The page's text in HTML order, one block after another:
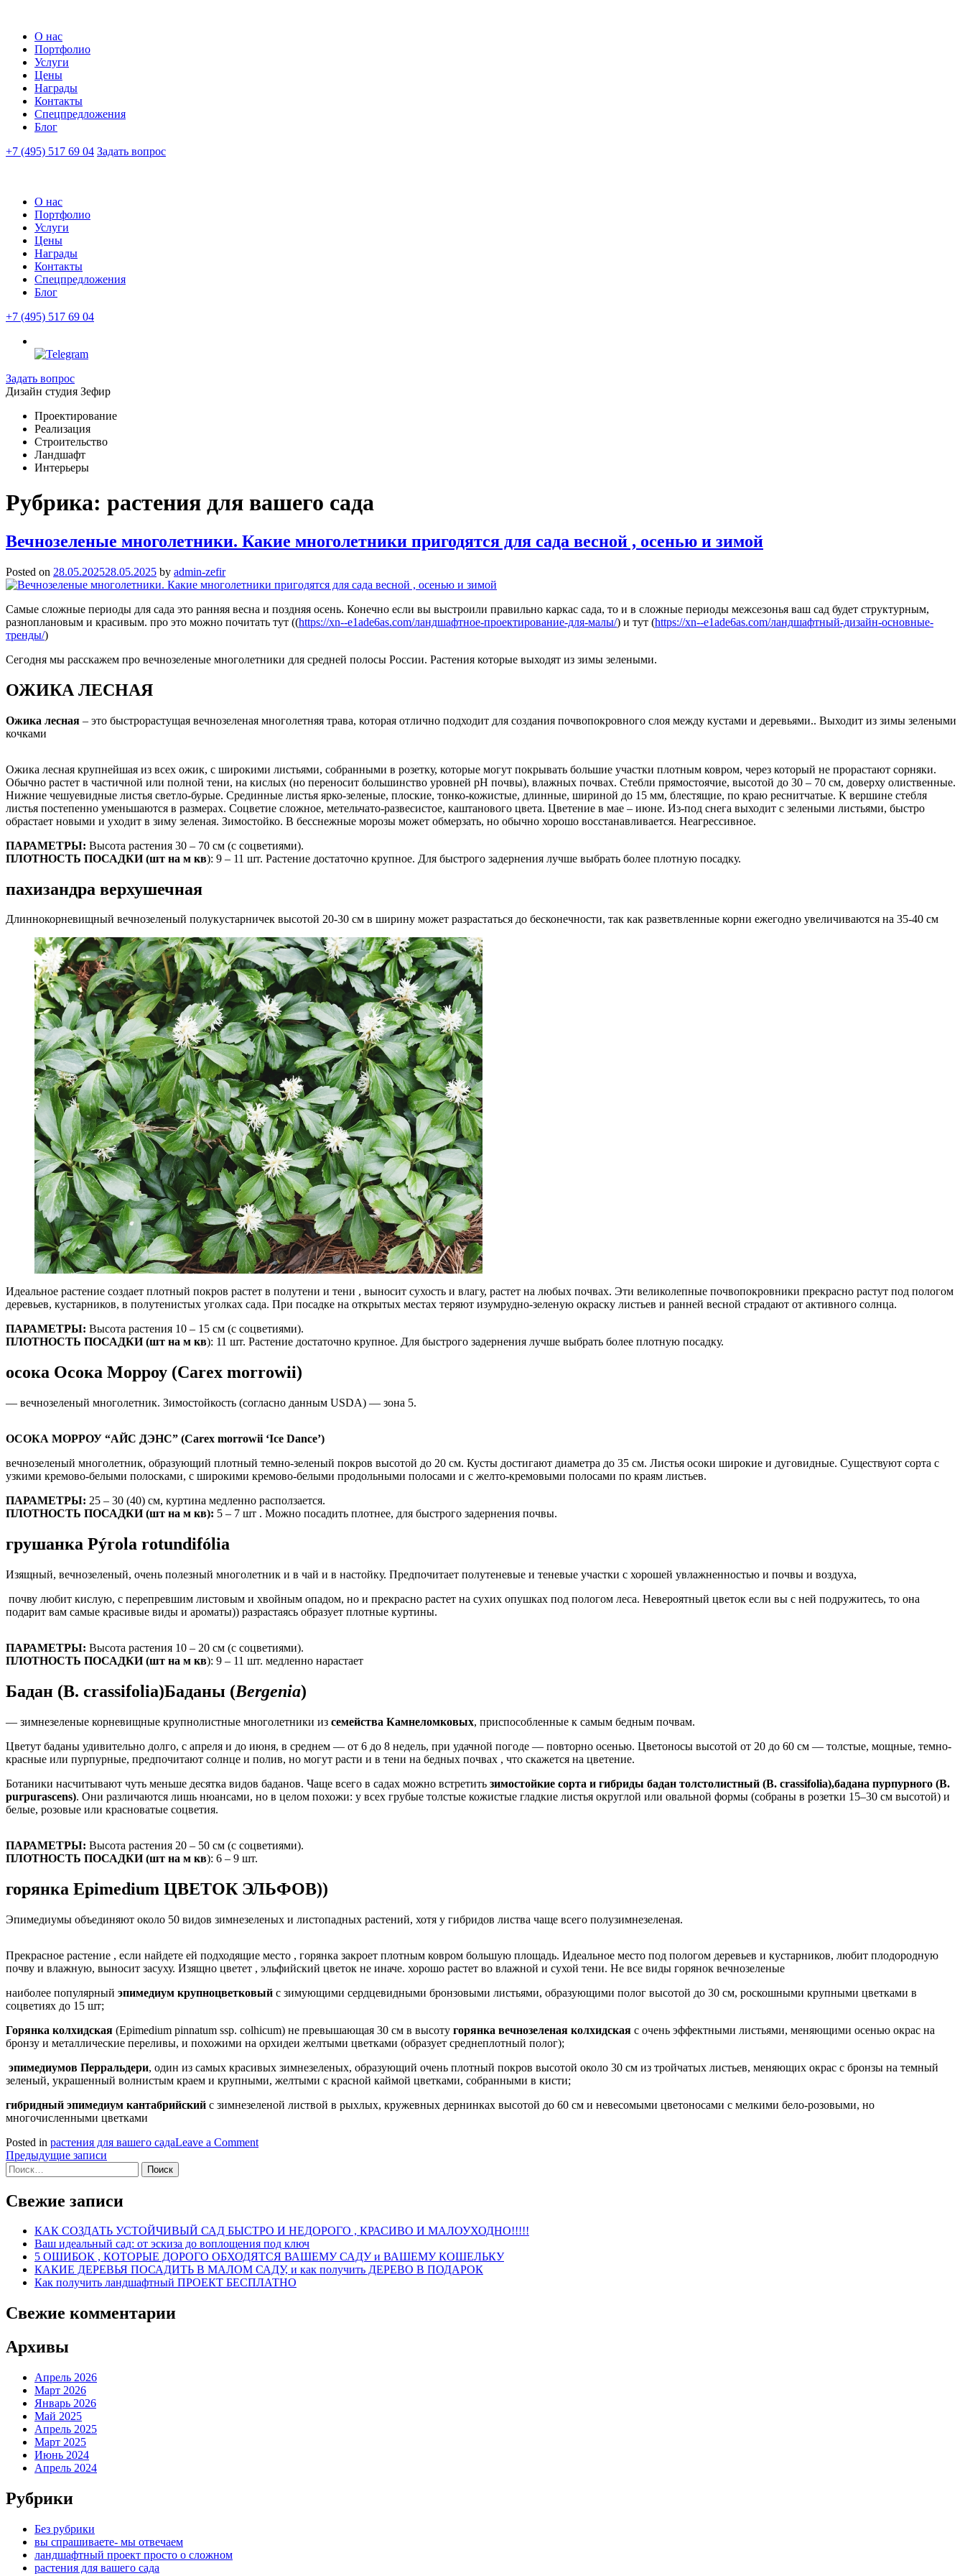
О нас
Портфолио
Услуги
Цены
Награды
Контакты
Спецпредложения
Блог
+7 (495) 517 69 04 Задать вопрос
О нас
Портфолио
Услуги
Цены
Награды
Контакты
Спецпредложения
Блог
+7 (495) 517 69 04
Задать вопрос
Дизайн студия Зефир
Проектирование
Реализация
Строительство
Ландшафт
Интерьеры
Рубрика: растения для вашего сада
Вечнозеленые многолетники. Какие многолетники пригодятся для сада весной , осенью и зимой
Posted on 28.05.202528.05.2025 by admin-zefir
Самые сложные периоды для сада это ранняя весна и поздняя осень. Конечно если вы выстроили правильно каркас сада, то и в сложные периоды межсезонья ваш сад будет структурным,
разноплановым и красивым. про это можно почитать тут ((https://xn--e1ade6as.com/ландшафтное-проектирование-для-малы/) и тут (https://xn--e1ade6as.com/ландшафтный-дизайн-основные-
тренды/)
Сегодня мы расскажем про вечнозеленые многолетники для средней полосы России. Растения которые выходят из зимы зелеными.
ОЖИКА ЛЕСНАЯ
Ожика лесная – это быстрорастущая вечнозеленая многолетняя трава, которая отлично подходит для создания почвопокровного слоя между кустами и деревьями.. Выходит из зимы зелеными
кочками
Ожика лесная крупнейшая из всех ожик, с широкими листьями, собранными в розетку, которые могут покрывать большие участки плотным ковром, через который не прорастают сорняки.
Обычно растет в частичной или полной тени, на кислых (но переносит большинство уровней рН почвы), влажных почвах. Стебли прямостоячие, высотой до 30 – 70 см, доверху олиственные.
Нижние чешуевидные листья светло-бурые. Срединные листья ярко-зеленые, плоские, тонко-кожистые, длинные, шириной до 15 мм, блестящие, по краю реснитчатые. К вершине стебля
листья постепенно уменьшаются в размерах. Соцветие сложное, метельчато-развесистое, каштанового цвета. Цветение в мае – июне. Из-под снега выходит с зелеными листьями, быстро
обрастает новыми и уходит в зиму зеленая. Зимостойко. В бесснежные морозы может обмерзать, но обычно хорошо восстанавливается. Неагрессивное.
ПАРАМЕТРЫ: Высота растения 30 – 70 см (с соцветиями).
ПЛОТНОСТЬ ПОСАДКИ (шт на м кв): 9 – 11 шт. Растение достаточно крупное. Для быстрого задернения лучше выбрать более плотную посадку.
пахизандра верхушечная
Длиннокорневищный вечнозеленый полукустарничек высотой 20-30 см в ширину может разрастаться до бесконечности, так как разветвленные корни ежегодно увеличиваются на 35-40 см
Идеальное растение создает плотный покров растет в полутени и тени , выносит сухость и влагу, растет на любых почвах. Эти великолепные почвопокровники прекрасно растут под пологом
деревьев, кустарников, в полутенистых уголках сада. При посадке на открытых местах теряют изумрудно-зеленую окраску листьев и ранней весной страдают от активного солнца.
ПАРАМЕТРЫ: Высота растения 10 – 15 см (с соцветиями).
ПЛОТНОСТЬ ПОСАДКИ (шт на м кв): 11 шт. Растение достаточно крупное. Для быстрого задернения лучше выбрать более плотную посадку.
осока Осока Морроу (Carex morrowii)
— вечнозеленый многолетник. Зимостойкость (согласно данным USDA) — зона 5.
ОСОКА МОРРОУ “АЙС ДЭНС” (Carex morrowii ‘Ice Dance’)
вечнозеленый многолетник, образующий плотный темно-зеленый покров высотой до 20 см. Кусты достигают диаметра до 35 см. Листья осоки широкие и дуговидные. Существуют сорта с
узкими кремово-белыми полосками, с широкими кремово-белыми продольными полосами и с желто-кремовыми полосами по краям листьев.
ПАРАМЕТРЫ: 25 – 30 (40) см, куртина медленно расползается.
ПЛОТНОСТЬ ПОСАДКИ (шт на м кв): 5 – 7 шт . Можно посадить плотнее, для быстрого задернения почвы.
грушанка Pýrola rotundifólia
Изящный, вечнозеленый, очень полезный многолетник и в чай и в настойку. Предпочитает полутеневые и теневые участки с хорошей увлажненностью и почвы и воздуха,
почву любит кислую, с перепревшим листовым и хвойным опадом, но и прекрасно растет на сухих опушках под пологом леса. Невероятный цветок если вы с ней подружитесь, то она
подарит вам самые красивые виды и ароматы)) разрастаясь образует плотные куртины.
ПАРАМЕТРЫ: Высота растения 10 – 20 см (с соцветиями).
ПЛОТНОСТЬ ПОСАДКИ (шт на м кв): 9 – 11 шт. медленно нарастает
Бадан (B. crassifolia)Баданы (Bergenia)
— зимнезеленые корневищные крупнолистные многолетники из семейства Камнеломковых, приспособленные к самым бедным почвам.
Цветут баданы удивительно долго, с апреля и до июня, в среднем — от 6 до 8 недель, при удачной погоде — повторно осенью. Цветоносы высотой от 20 до 60 см — толстые, мощные, темно-
красные или пурпурные, предпочитают солнце и полив, но могут расти и в тени на бедных почвах , что скажется на цветение.
Ботаники насчитывают чуть меньше десятка видов баданов. Чаще всего в садах можно встретить зимостойкие сорта и гибриды бадан толстолистный (B. crassifolia),бадана пурпурного (B.
purpurascens). Они различаются лишь нюансами, но в целом похожи: у всех грубые толстые кожистые гладкие листья округлой или овальной формы (собраны в розетки 15–30 см высотой) и
белые, розовые или красноватые соцветия.
ПАРАМЕТРЫ: Высота растения 20 – 50 см (с соцветиями).
ПЛОТНОСТЬ ПОСАДКИ (шт на м кв): 6 – 9 шт.
горянка Epimedium ЦВЕТОК ЭЛЬФОВ))
Эпимедиумы объединяют около 50 видов зимнезеленых и листопадных растений, хотя у гибридов листва чаще всего полузимнезеленая.
Прекрасное растение , если найдете ей подходящие место , горянка закроет плотным ковром большую площадь. Идеальное место под пологом деревьев и кустарников, любит плодородную
почву и влажную, выносит засуху. Изящно цветет , эльфийский цветок не иначе. хорошо растет во влажной и сухой тени. Не все виды горянок вечнозеленые
наиболее популярный эпимедиум крупноцветковый с зимующими сердцевидными бронзовыми листьями, образующими полог высотой до 30 см, роскошными крупными цветками в
соцветиях до 15 шт;
Горянка колхидская (Epimedium pinnatum ssp. colhicum) не превышающая 30 см в высоту горянка вечнозеленая колхидская с очень эффектными листьями, меняющими осенью окрас на
бронзу и металлические переливы, и похожими на орхидеи желтыми цветками (образует среднеплотный полог);
эпимедиумов Перральдери, один из самых красивых зимнезеленых, образующий очень плотный покров высотой около 30 см из тройчатых листьев, меняющих окрас с бронзы на темный
зеленый, украшенный волнистым краем и крупными, желтыми с красной каймой цветками, собранными в кисти;
гибридный эпимедиум кантабрийский с зимнезеленой листвой в рыхлых, кружевных дернинках высотой до 60 см и невесомыми цветоносами с мелкими бело-розовыми, но
многочисленными цветками
Posted in растения для вашего садаLeave a Commenton
сада
весной
,
осенью
и
Навигация
по
записям
Предыдущие записи
Найти:
Свежие записи
КАК СОЗДАТЬ УСТОЙЧИВЫЙ САД БЫСТРО И НЕДОРОГО , КРАСИВО И МАЛОУХОДНО!!!!!
Ваш идеальный сад: от эскиза до воплощения под ключ
5 ОШИБОК , КОТОРЫЕ ДОРОГО ОБХОДЯТСЯ ВАШЕМУ САДУ и ВАШЕМУ КОШЕЛЬКУ
КАКИЕ ДЕРЕВЬЯ ПОСАДИТЬ В МАЛОМ САДУ, и как получить ДЕРЕВО В ПОДАРОК
Как получить ландшафтный ПРОЕКТ БЕСПЛАТНО
Свежие комментарии
Архивы
Апрель 2026
Март 2026
Январь 2026
Май 2025
Апрель 2025
Март 2025
Июнь 2024
Апрель 2024
Рубрики
Без рубрики
вы спрашиваете- мы отвечаем
ландшафтный проект просто о сложном
растения для вашего сада